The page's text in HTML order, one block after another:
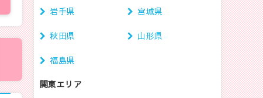
岩手県 宮城県
秋田県 山形県
福島県
関東エリア